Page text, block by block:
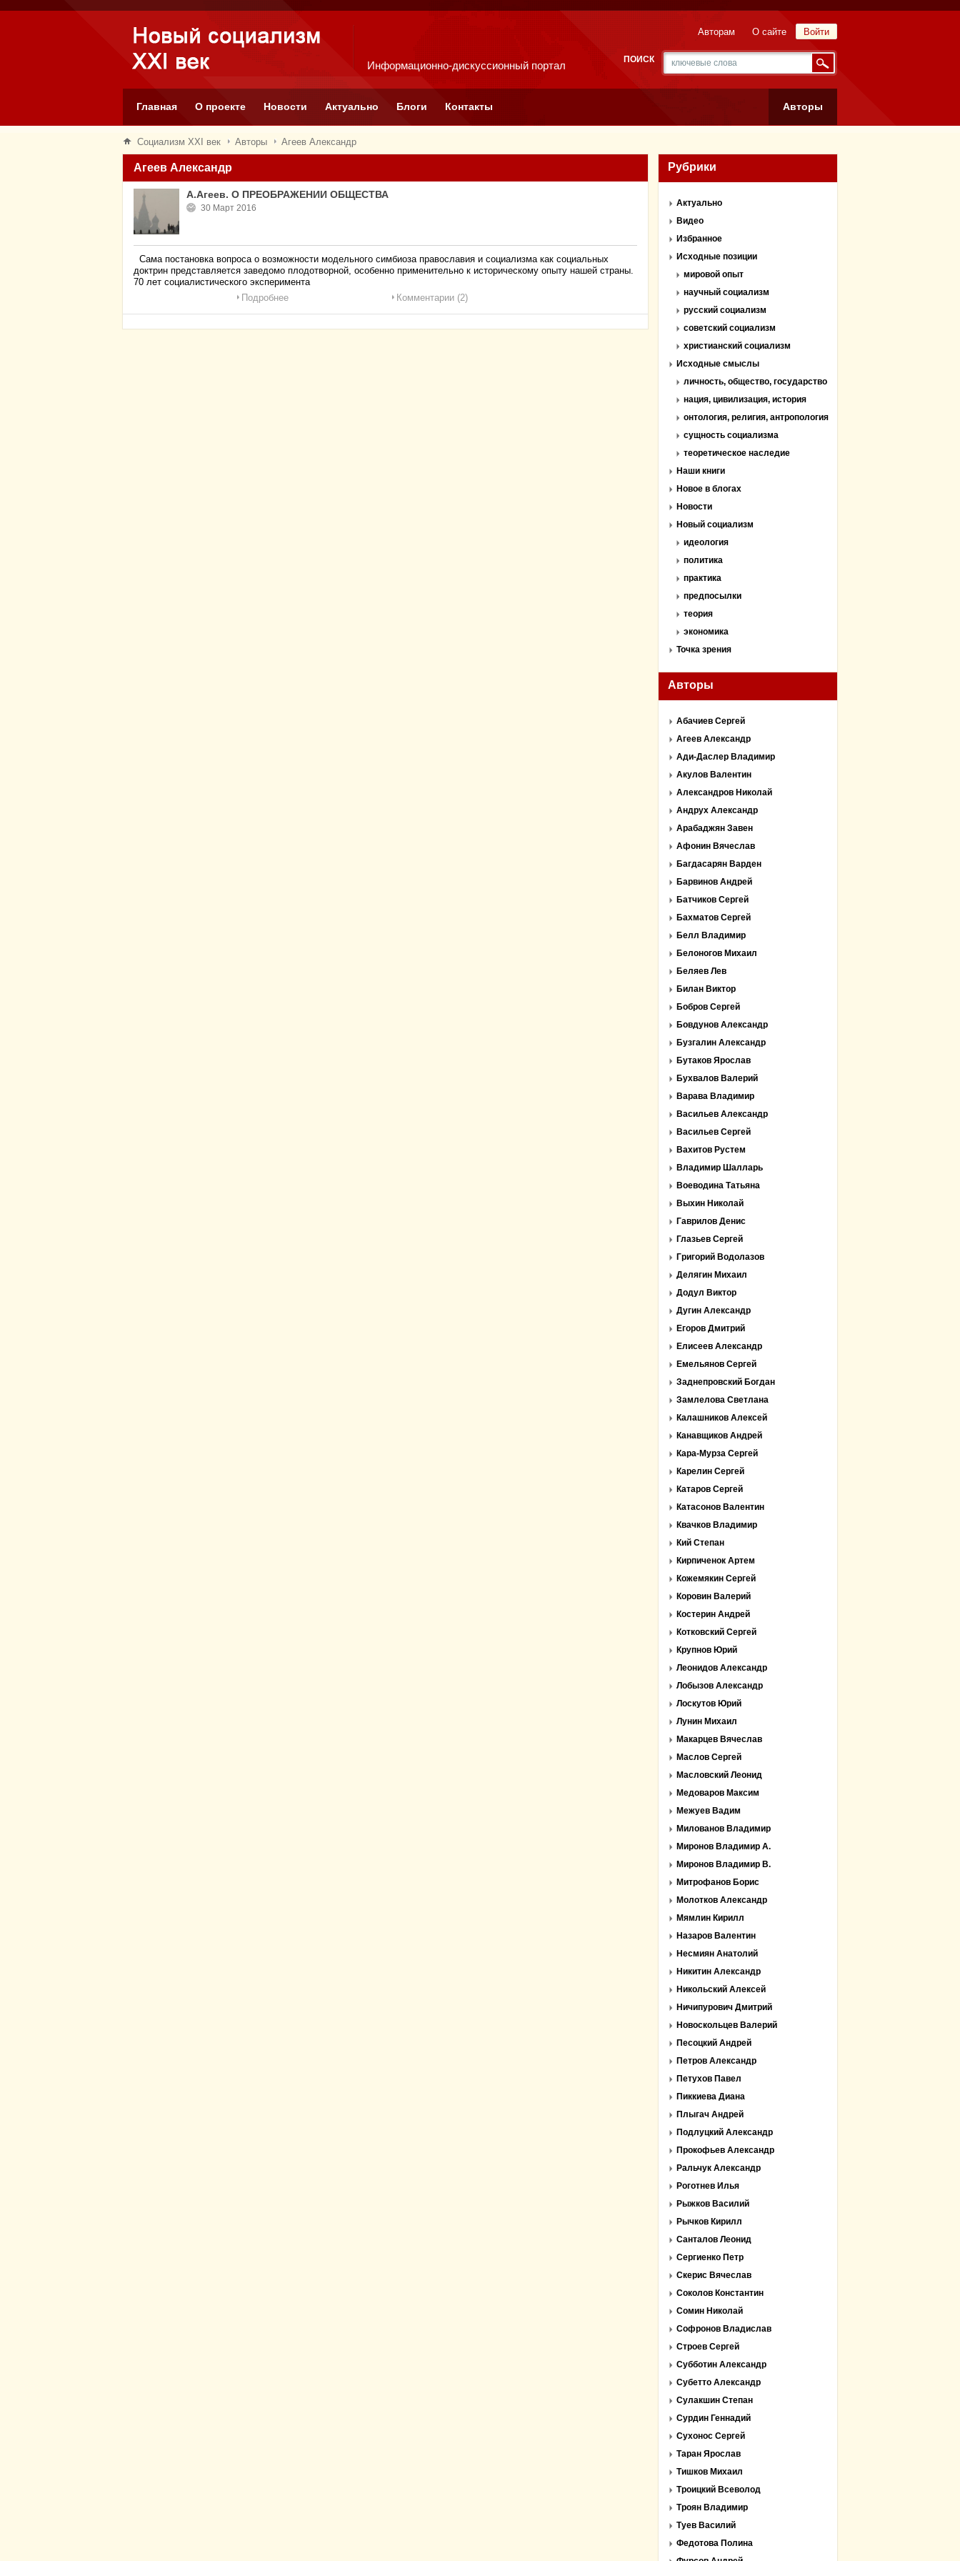
Информационно-дискуссионный портал
Войти
Авторам О сайте
ПОИСК
Главная О проекте Новости Актуально Блоги Контакты Авторы
Социализм XXI век Авторы Агеев Александр
Агеев Александр
А.Агеев. О ПРЕОБРАЖЕНИИ ОБЩЕСТВА
30 Март 2016
Сама постановка вопроса о возможности модельного симбиоза православия и социализма как социальных
доктрин представляется заведомо плодотворной, особенно применительно к историческому опыту нашей страны.
70 лет социалистического эксперимента
Подробнее
Комментарии (2)
Рубрики
Актуально
Видео
Избранное
Исходные позиции
мировой опыт
научный социализм
русский социализм
советский социализм
христианский социализм
Исходные смыслы
личность, общество, государство
нация, цивилизация, история
онтология, религия, антропология
сущность социализма
теоретическое наследие
Наши книги
Новое в блогах
Новости
Новый социализм
идеология
политика
практика
предпосылки
теория
экономика
Точка зрения
Авторы
Абачиев Сергей
Агеев Александр
Ади-Даслер Владимир
Акулов Валентин
Александров Николай
Андрух Александр
Арабаджян Завен
Афонин Вячеслав
Багдасарян Варден
Барвинов Андрей
Батчиков Сергей
Бахматов Сергей
Белл Владимир
Белоногов Михаил
Беляев Лев
Билан Виктор
Бобров Сергей
Бовдунов Александр
Бузгалин Александр
Бутаков Ярослав
Бухвалов Валерий
Варава Владимир
Васильев Александр
Васильев Сергей
Вахитов Рустем
Владимир Шалларь
Воеводина Татьяна
Выхин Николай
Гаврилов Денис
Глазьев Сергей
Григорий Водолазов
Делягин Михаил
Додул Виктор
Дугин Александр
Егоров Дмитрий
Елисеев Александр
Емельянов Сергей
Заднепровский Богдан
Замлелова Светлана
Калашников Алексей
Канавщиков Андрей
Кара-Мурза Сергей
Карелин Сергей
Катаров Сергей
Катасонов Валентин
Квачков Владимир
Кий Степан
Кирпиченок Артем
Кожемякин Сергей
Коровин Валерий
Костерин Андрей
Котковский Сергей
Крупнов Юрий
Леонидов Александр
Лобызов Александр
Лоскутов Юрий
Лунин Михаил
Макарцев Вячеслав
Маслов Сергей
Масловский Леонид
Медоваров Максим
Межуев Вадим
Милованов Владимир
Миронов Владимир А.
Миронов Владимир В.
Митрофанов Борис
Молотков Александр
Мямлин Кирилл
Назаров Валентин
Несмиян Анатолий
Никитин Александр
Никольский Алексей
Ничипурович Дмитрий
Новоскольцев Валерий
Песоцкий Андрей
Петров Александр
Петухов Павел
Пиккиева Диана
Плыгач Андрей
Подлуцкий Александр
Прокофьев Александр
Ральчук Александр
Роготнев Илья
Рыжков Василий
Рычков Кирилл
Санталов Леонид
Сергиенко Петр
Скерис Вячеслав
Соколов Константин
Сомин Николай
Софронов Владислав
Строев Сергей
Субботин Александр
Субетто Александр
Сулакшин Степан
Сурдин Геннадий
Сухонос Сергей
Таран Ярослав
Тишков Михаил
Троицкий Всеволод
Троян Владимир
Туев Василий
Федотова Полина